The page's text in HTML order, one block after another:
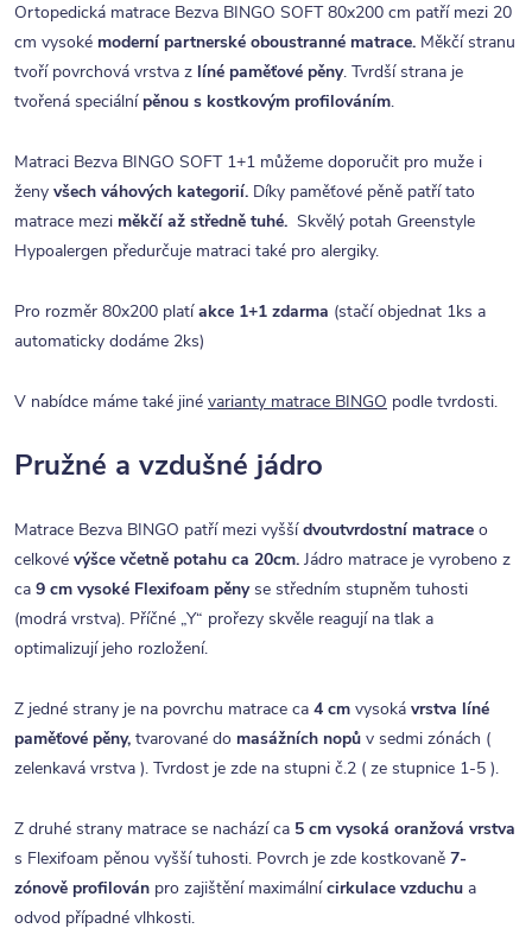
Ortopedická matrace Bezva BINGO SOFT 80x200 cm patří mezi 20
cm vysoké moderní partnerské oboustranné matrace. Měkčí stranu
tvoří povrchová vrstva z líné paměťové pěny. Tvrdší strana je
tvořená speciální pěnou s kostkovým profilováním.
Matraci Bezva BINGO SOFT 1+1 můžeme doporučit pro muže i
ženy všech váhových kategorií. Díky paměťové pěně patří tato
matrace mezi měkčí až středně tuhé. Skvělý potah Greenstyle
Hypoalergen předurčuje matraci také pro alergiky.
Pro rozměr 80x200 platíakce 1+1 zdarma (stačí objednat 1ks a
automaticky dodáme 2ks)
V nabídce máme také jiné varianty matrace BINGO podle tvrdosti.
Pružné a vzdušné jádro
Matrace Bezva BINGO patří mezi vyššídvoutvrdostní matrace o
celkové výšce včetně potahu ca 20cm. Jádro matrace je vyrobeno z
ca 9 cm vysoké Flexifoam pěnyse středním stupněm tuhosti
(modrá vrstva). Příčné „Y“ prořezy skvěle reagují na tlak a
optimalizují jeho rozložení.
Z jedné strany je na povrchu matrace ca 4 cm vysoká vrstva líné
paměťové pěny, tvarované do masážních nopů v sedmi zónách (
zelenkavá vrstva ). Tvrdost je zde na stupni č.2 ( ze stupnice 1-5 ).
Z druhé strany matrace se nachází ca 5 cm vysoká oranžová vrstva
s Flexifoam pěnou vyšší tuhosti. Povrch je zde kostkovaně 7-
zónově profilován pro zajištění maximálnícirkulace vzduchu a
odvod případné vlhkosti.